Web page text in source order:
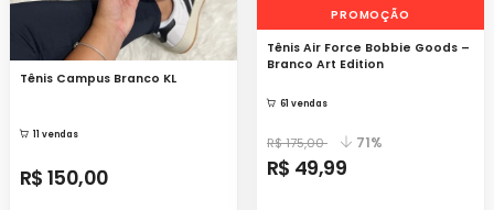
Tênis Campus Branco KL
11 vendas
R$ 150,00
PROMOÇÃO
Tênis Air Force Bobbie Goods –
Branco Art Edition
61 vendas
R$ 175,00 71%
R$ 49,99